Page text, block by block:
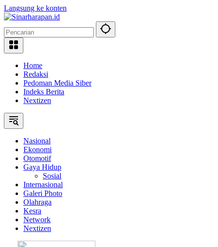
Langsung ke konten
Home
Redaksi
Pedoman Media Siber
Indeks Berita
Nextizen
Nasional
Ekonomi
Otomotif
Gaya Hidup
Sosial
Internasional
Galeri Photo
Olahraga
Kesra
Network
Nextizen